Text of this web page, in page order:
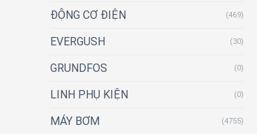
ĐỘNG CƠ ĐIỆN (469)
EVERGUSH (30)
GRUNDFOS (0)
LINH PHỤ KIỆN (0)
MÁY BƠM (4755)